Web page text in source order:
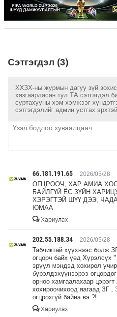
Сэтгэгдэл (3)
ХХЗХ-ны журмын дагуу зүй
хязгаарласан тул ТА сэтгэгдэл
суртахууны хэм хэмжээг
сэтгэгдэлийг админ устгах
66.181.191.65 2026/05/28
ОГЦРООЧ, ХАР АМИА
БАЙЛГҮЙ ЁС ЗҮЙН
ХЭРЭГТЭЙ ШҮҮ ДЭЭ,
ЮМАА
Хариулах
202.55.188.34 2026/05/28
Табчиктай хүүхнээс болж
огцорч байх үед Хүрэлсүх
эрүүл мэндэд хохирол
бүрэлдэхүүнээрээ
орноо хамгаалахаар
хохироочихоод яагаад ЗГ
огцрохгүй байна вэ ?!
Хариулах